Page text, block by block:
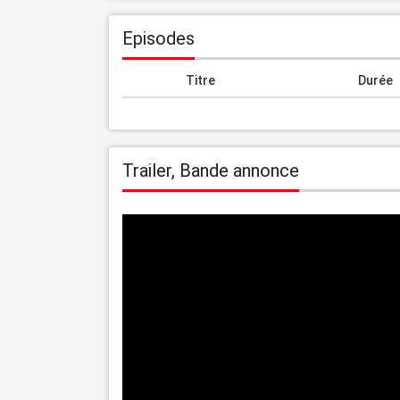
Episodes
Titre Durée
Trailer, Bande annonce